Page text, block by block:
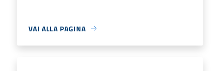
VAI ALLA PAGINA